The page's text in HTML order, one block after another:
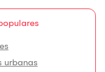
urbanas